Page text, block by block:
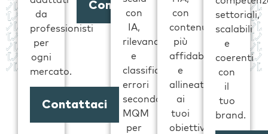
Contattaci
con
IA,
rilevando
e
classificando
errori
secondo
MQM
per
con
contenuti
più
affidabili
e
allineati
ai
tuoi
obiettivi.
settoriali,
scalabili
e
coerenti
con
il
tuo
brand.
da
professionisti
per
ogni
mercato.
Contattaci